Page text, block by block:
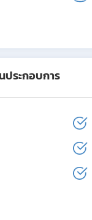
ระกอบการ